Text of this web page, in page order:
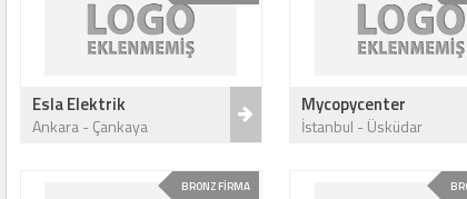
Esla Elektrik
Ankara - Çankaya
Mycopycenter
İstanbul - Üsküdar
BRONZ FİRMA